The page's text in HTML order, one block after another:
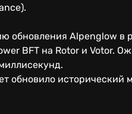
обновления Alpenglow в
BFT на Rotor и Votor.
обновило исторический